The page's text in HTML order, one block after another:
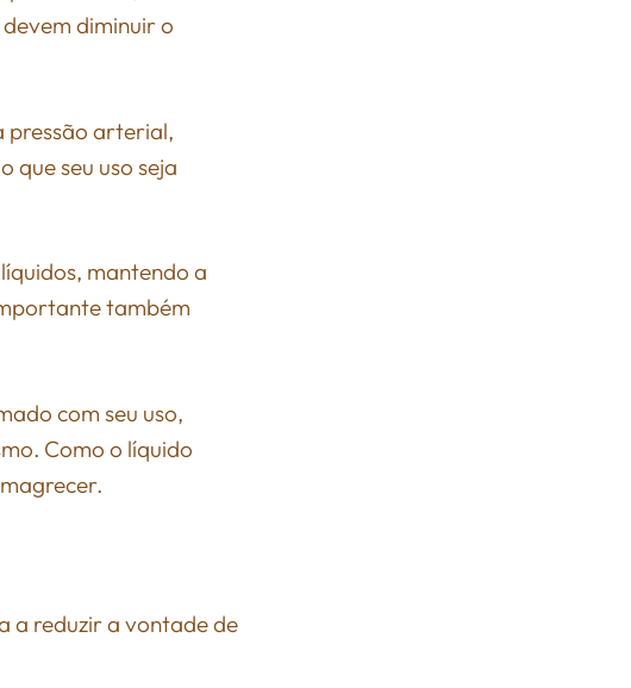
diminuir o
pressão arterial,
que seu uso seja
mantendo a
também
com seu uso,
Como o líquido
a reduzir a vontade de